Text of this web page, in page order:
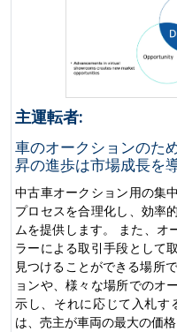
主運転者:
車のオークションのた
昇の進歩は市場成長を
中古車オークション用の集
プロセスを合理化し、効率
ムを提供します。 また、オ
ラーによる取引手段として
見つけることができる場所
ョンや、様々な場所でのオ
示し、それに応じて入札
は、売主が車両の最大の価